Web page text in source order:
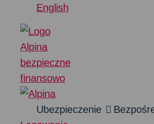
English
Ubezpieczenie